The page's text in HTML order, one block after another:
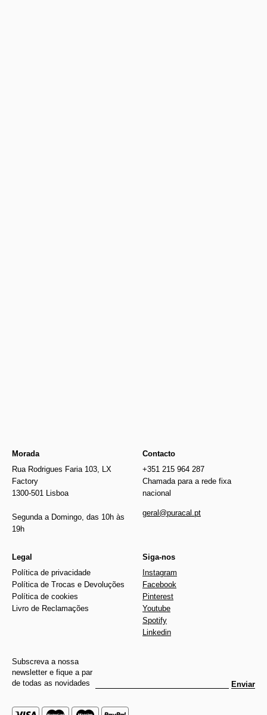
Morada
Rua Rodrigues Faria 103, LX
Factory
1300-501 Lisboa
Segunda a Domingo, das 10h às
19h
Contacto
+351 215 964 287
Chamada para a rede fixa
nacional
geral@puracal.pt
Legal
Política de privacidade
Política de Trocas e Devoluções
Política de cookies
Livro de Reclamações
Siga-nos
Instagram
Facebook
Pinterest
Youtube
Spotify
Linkedin
Subscreva a nossa
newsletter e fique a par
de todas as novidades
Enviar